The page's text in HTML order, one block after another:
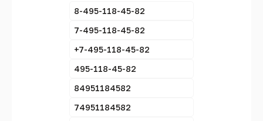
8-495-118-45-82
7-495-118-45-82
+7-495-118-45-82
495-118-45-82
84951184582
74951184582